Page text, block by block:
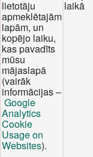
lietotāju
apmeklētajām
lapām, un
kopējo laiku,
kas pavadīts
mūsu
mājaslapā
(vairāk
informācijas –
Google
Analytics
Cookie
Usage on
Websites).
laikā